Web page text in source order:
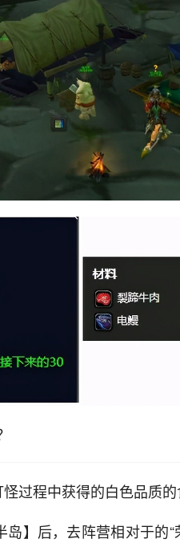
过程中获得的白色品质的
】后，去阵营相对于的“